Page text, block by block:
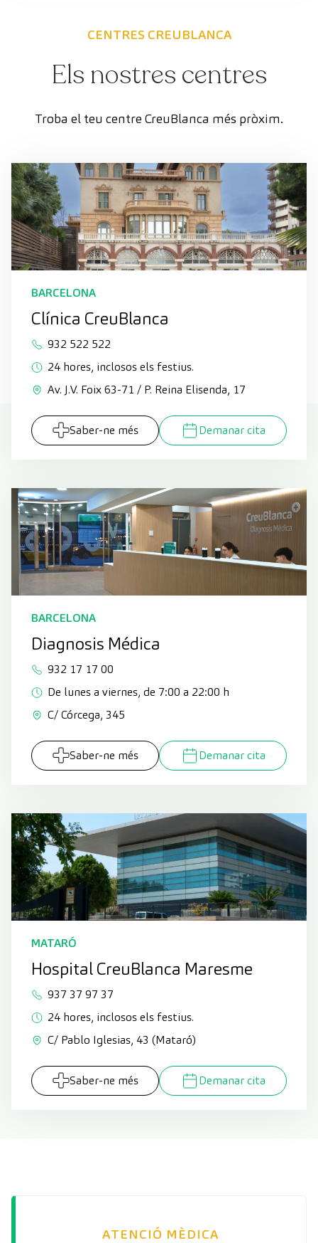
CENTRES CREUBLANCA
Els nostres centres
Troba el teu centre CreuBlanca més pròxim.
BARCELONA
Clínica CreuBlanca
932 522 522
24 hores, inclosos els festius.
Av. J.V. Foix 63-71 / P. Reina Elisenda, 17
Saber-ne més Demanar cita
BARCELONA
Diagnosis Médica
932 17 17 00
De lunes a viernes, de 7:00 a 22:00 h
C/ Córcega, 345
Saber-ne més Demanar cita
MATARÓ
Hospital CreuBlanca Maresme
937 37 97 37
24 hores, inclosos els festius.
C/ Pablo Iglesias, 43 (Mataró)
Saber-ne més Demanar cita
ATENCIÓ MÈDICA